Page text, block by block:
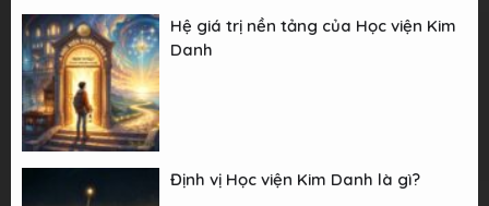
Hệ giá trị nền tảng của Học viện Kim
Danh
Định vị Học viện Kim Danh là gì?